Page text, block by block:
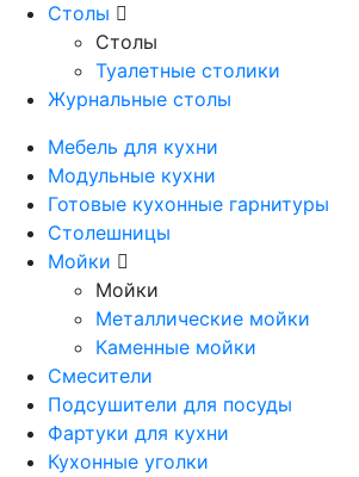
Столы
Столы
Туалетные столики
Журнальные столы
Мебель для кухни
Модульные кухни
Готовые кухонные гарнитуры
Столешницы
Мойки
Мойки
Металлические мойки
Каменные мойки
Смесители
Подсушители для посуды
Фартуки для кухни
Кухонные уголки